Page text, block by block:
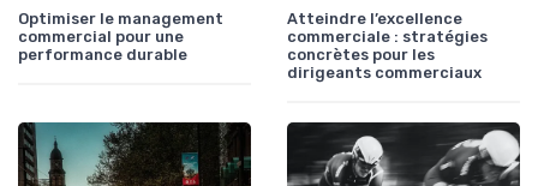
Optimiser le management
commercial pour une
performance durable
Atteindre l’excellence
commerciale : stratégies
concrètes pour les
dirigeants commerciaux